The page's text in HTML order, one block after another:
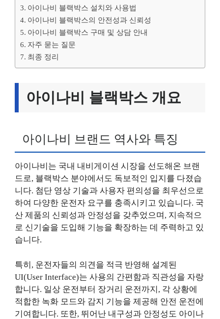
아이나비 블랙박스 설치와 사용법
아이나비 블랙박스의 안전성과 신뢰성
아이나비 블랙박스 구매 및 상담 안내
자주 묻는 질문
최종 정리
아이나비 블랙박스 개요
아이나비 브랜드 역사와 특징
아이나비는 국내 내비게이션 시장을 선도해온 브랜
드로, 블랙박스 분야에서도 독보적인 입지를 다졌습
니다. 첨단 영상 기술과 사용자 편의성을 최우선으로
하여 다양한 운전자 요구를 충족시키고 있습니다. 국
산 제품의 신뢰성과 안정성을 갖추었으며, 지속적으
로 신기술을 도입해 기능을 확장하는 데 주력하고 있
습니다.
특히, 운전자들의 의견을 적극 반영해 설계된
UI(User Interface)는 사용의 간편함과 직관성을 자랑
합니다. 일상 운전부터 장거리 운전까지, 각 상황에
적합한 녹화 모드와 감지 기능을 제공해 안전 운전에
기여합니다. 또한, 뛰어난 내구성과 안정성도 아이나